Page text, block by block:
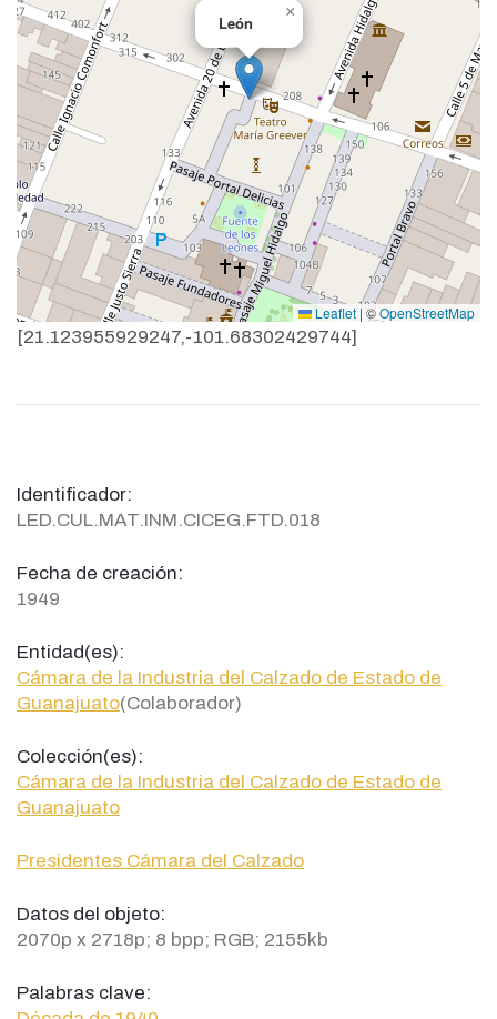
León
×
Leaflet | ©OpenStreetMap
[21.123955929247,-101.68302429744]
Identificador:
LED.CUL.MAT.INM.CICEG.FTD.018
Fecha de creación:
1949
Entidad(es):
Cámara de la Industria del Calzado de Estado de
Guanajuato(Colaborador)
Colección(es):
Cámara de la Industria del Calzado de Estado de
Guanajuato
Presidentes Cámara del Calzado
Datos del objeto:
2070p x 2718p; 8 bpp; RGB; 2155kb
Palabras clave: